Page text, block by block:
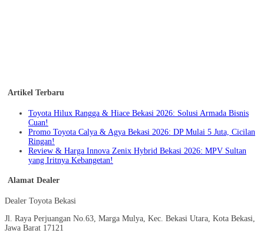
Artikel Terbaru
Toyota Hilux Rangga & Hiace Bekasi 2026: Solusi Armada Bisnis
Cuan!
Promo Toyota Calya & Agya Bekasi 2026: DP Mulai 5 Juta, Cicilan
Ringan!
Review & Harga Innova Zenix Hybrid Bekasi 2026: MPV Sultan
yang Iritnya Kebangetan!
Alamat Dealer
Dealer Toyota Bekasi
Jl. Raya Perjuangan No.63, Marga Mulya, Kec. Bekasi Utara, Kota Bekasi,
Jawa Barat 17121